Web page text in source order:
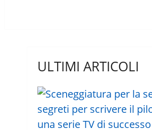
ULTIMI ARTICOLI